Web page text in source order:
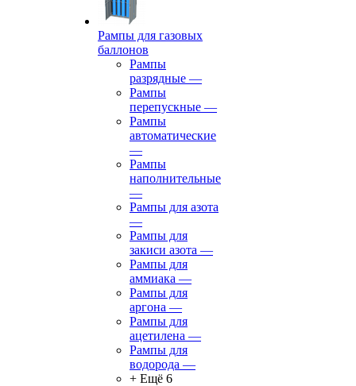
Рампы для газовых
баллонов
Рампы
разрядные —
Рампы
перепускные —
Рампы
автоматические
—
Рампы
наполнительные
—
Рампы для азота
—
Рампы для
закиси азота —
Рампы для
аммиака —
Рампы для
аргона —
Рампы для
ацетилена —
Рампы для
водорода —
+ Ещё 6